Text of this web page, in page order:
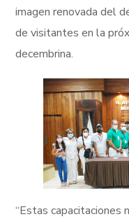
imagen renovada del
de visitantes en la
decembrina.
“Estas capacitaciones